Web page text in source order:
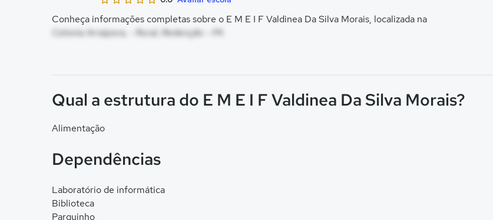
Conheça informações completas sobre o E M E I F Valdinea Da Silva Morais, localizada na
Colonia Arraipora, - Rural, Redenção - PA
Qual a estrutura do E M E I F Valdinea Da Silva Morais?
Alimentação
Dependências
Laboratório de informática
Biblioteca
Parquinho